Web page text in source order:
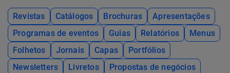
Revistas Catálogos Brochuras
Apresentações
Programas de eventos
Guias Relatórios
Menus
Folhetos
Jornais Capas
Portfólios
Newsletters
Livretos
Propostas de negócios